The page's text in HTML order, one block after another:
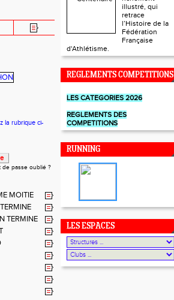
la rubrique ci-
de passe oublié ?
MOITIE
TERMINE
illustré, qui
retrace
l’Histoire de la
Fédération
Française
d'Athlétisme.
REGLEMENTS COMPETITIONS
LES CATEGORIES 2026
REGLEMENTS DES
COMPETITIONS
RUNNING
LES ESPACES